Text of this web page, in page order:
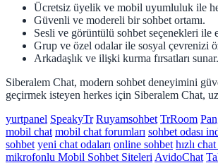
Ücretsiz üyelik ve mobil uyumluluk ile
Güvenli ve modereli bir sohbet ortamı.
Sesli ve görüntülü sohbet seçenekleri ile
Grup ve özel odalar ile sosyal çevrenizi
Arkadaşlık ve ilişki kurma fırsatları sunar.
Siberalem Chat, modern sohbet deneyimini
geçirmek isteyen herkes için Siberalem Chat,
yurtpanel SpeakyTr Ruyamsohbet TrRoom
mobil chat mobil chat forumları sohbet odası
sohbet yeni chat odaları online sohbet hızlı
mikrofonlu Mobil Sohbet Siteleri AvidoChat